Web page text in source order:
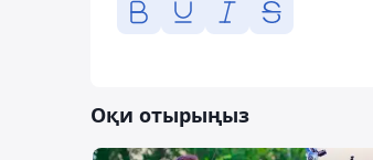
Оқи отырыңыз